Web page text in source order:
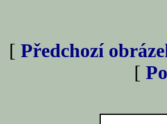
[ Předchozí
[